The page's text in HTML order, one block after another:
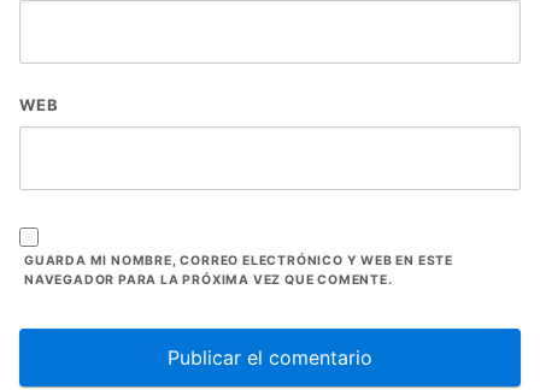
WEB
GUARDA MI NOMBRE, CORREO ELECTRÓNICO Y WEB EN ESTE
NAVEGADOR PARA LA PRÓXIMA VEZ QUE COMENTE.